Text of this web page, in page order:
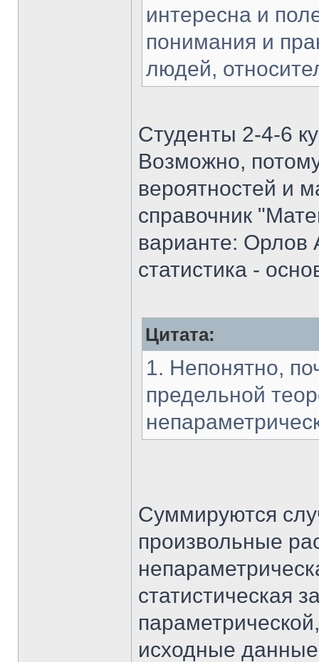
интересна и
понимания и
людей,
Студенты 2-4-6
Возможно,
вероятностей и
справочник
варианте: Орлов
статистика -
Цитата:
1. Непонятно,
предельной
Суммируются
произвольные
статистическая
исходные